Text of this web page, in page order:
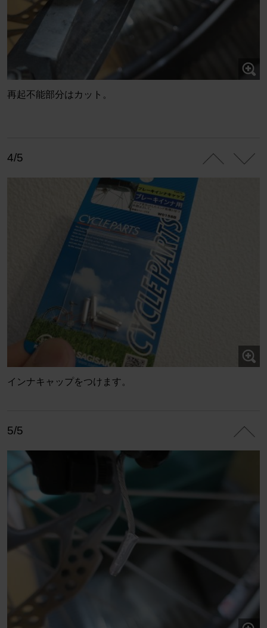
再起不能部分はカット。
4/5
インナキャップをつけます。
5/5